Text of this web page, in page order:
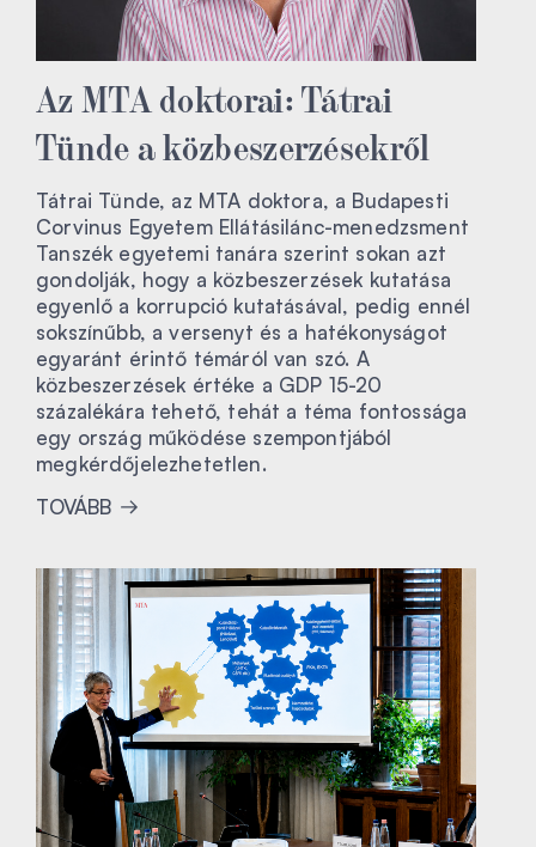
Az MTA doktorai: Tátrai
Tünde a közbeszerzésekről
Tátrai Tünde, az MTA doktora, a Budapesti
Corvinus Egyetem Ellátásilánc-menedzsment
Tanszék egyetemi tanára szerint sokan azt
gondolják, hogy a közbeszerzések kutatása
egyenlő a korrupció kutatásával, pedig ennél
sokszínűbb, a versenyt és a hatékonyságot
egyaránt érintő témáról van szó. A
közbeszerzések értéke a GDP 15-20
százalékára tehető, tehát a téma fontossága
egy ország működése szempontjából
megkérdőjelezhetetlen.
TOVÁBB